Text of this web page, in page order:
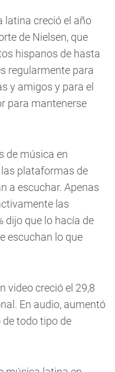
latina creció el año
de Nielsen, que
hispanos de hasta
regularmente para
y amigos y para el
para mantenerse
de música en
plataformas de
a escuchar. Apenas
las
dijo que lo hacía de
escuchan lo que
video creció el 29,8
En audio, aumentó
de todo tipo de